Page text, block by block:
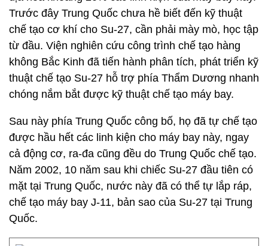
Trước đây Trung Quốc chưa hề biết đến kỹ thuật
chế tạo cơ khí cho Su-27, cần phải mày mò, học tập
từ đầu. Viện nghiên cứu công trình chế tạo hàng
không Bắc Kinh đã tiến hành phân tích, phát triển kỹ
thuật chế tạo Su-27 hỗ trợ phía Thẩm Dương nhanh
chóng nắm bắt được kỹ thuật chế tạo máy bay.
Sau này phía Trung Quốc công bố, họ đã tự chế tạo
được hầu hết các linh kiện cho máy bay này, ngay
cả động cơ, ra-đa cũng đều do Trung Quốc chế tạo.
Năm 2002, 10 năm sau khi chiếc Su-27 đầu tiên có
mặt tại Trung Quốc, nước này đã có thể tự lắp ráp,
chế tạo máy bay J-11, bản sao của Su-27 tại Trung
Quốc.